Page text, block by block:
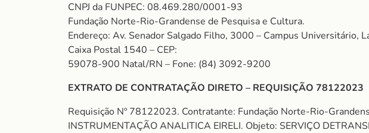
CNPJ da FUNPEC: 08.469.280/0001-93
Fundação Norte-Rio-Grandense de Pesquisa e Cultura.
Endereço: Av. Senador Salgado Filho, 3000 – Campus Universitário,
Caixa Postal 1540 – CEP:
59078-900 Natal/RN – Fone: (84) 3092-9200
EXTRATO DE CONTRATAÇÃO DIRETO – REQUISIÇÃO 78122023
Requisição Nº 78122023. Contratante: Fundação Norte-Rio-
INSTRUMENTAÇÃO ANALITICA EIRELI. Objeto: SERVIÇO